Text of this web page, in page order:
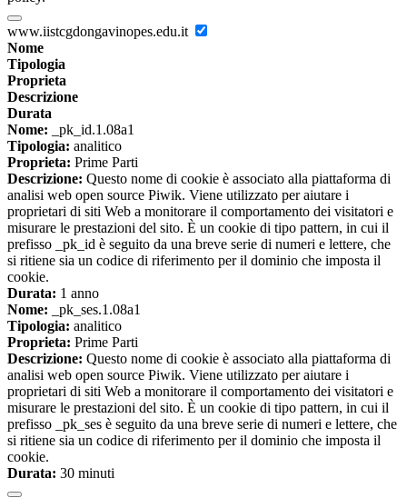
www.iistcgdongavinopes.edu.it
Nome
Tipologia
Proprieta
Descrizione
Durata
Nome: _pk_id.1.08a1
Tipologia: analitico
Proprieta: Prime Parti
Descrizione: Questo nome di cookie è associato alla piattaforma di
analisi web open source Piwik. Viene utilizzato per aiutare i
proprietari di siti Web a monitorare il comportamento dei visitatori e
misurare le prestazioni del sito. È un cookie di tipo pattern, in cui il
prefisso _pk_id è seguito da una breve serie di numeri e lettere, che
si ritiene sia un codice di riferimento per il dominio che imposta il
cookie.
Durata: 1 anno
Nome: _pk_ses.1.08a1
Tipologia: analitico
Proprieta: Prime Parti
Descrizione: Questo nome di cookie è associato alla piattaforma di
analisi web open source Piwik. Viene utilizzato per aiutare i
proprietari di siti Web a monitorare il comportamento dei visitatori e
misurare le prestazioni del sito. È un cookie di tipo pattern, in cui il
prefisso _pk_ses è seguito da una breve serie di numeri e lettere, che
si ritiene sia un codice di riferimento per il dominio che imposta il
cookie.
Durata: 30 minuti